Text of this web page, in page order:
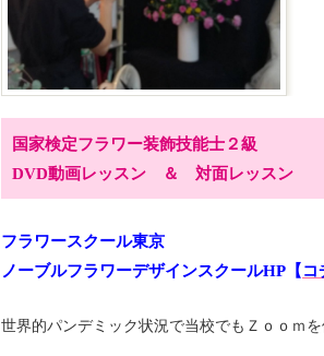
国家検定フラワー装飾技能士２級
DVD動画レッスン ＆ 対面レッスン
フラワースクール東京
ノーブルフラワーデザインスクールHP【コ
世界的パンデミック状況で当校でもＺｏｏｍを